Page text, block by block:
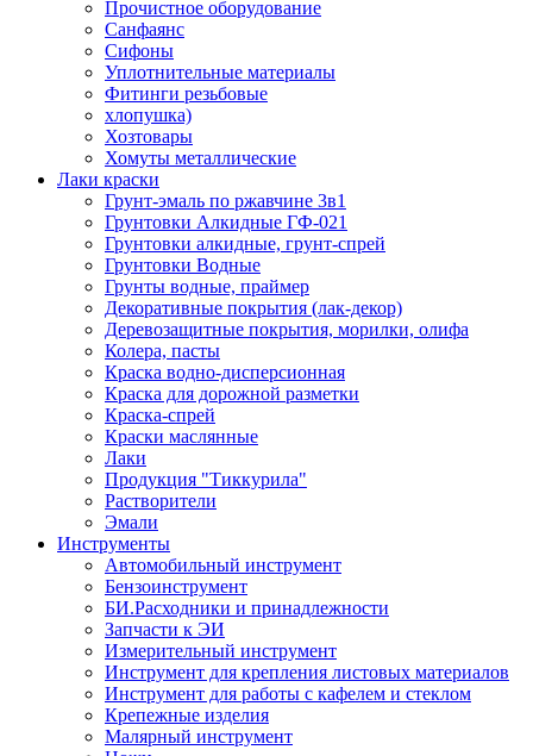
Прочистное оборудование
Санфаянс
Сифоны
Уплотнительные материалы
Фитинги резьбовые
хлопушка)
Хозтовары
Хомуты металлические
Лаки краски
Грунт-эмаль по ржавчине 3в1
Грунтовки Алкидные ГФ-021
Грунтовки алкидные, грунт-спрей
Грунтовки Водные
Грунты водные, праймер
Декоративные покрытия (лак-декор)
Деревозащитные покрытия, морилки, олифа
Колера, пасты
Краска водно-дисперсионная
Краска для дорожной разметки
Краска-спрей
Краски маслянные
Лаки
Продукция "Тиккурила"
Растворители
Эмали
Инструменты
Автомобильный инструмент
Бензоинструмент
БИ.Расходники и принадлежности
Запчасти к ЭИ
Измерительный инструмент
Инструмент для крепления листовых материалов
Инструмент для работы с кафелем и стеклом
Крепежные изделия
Малярный инструмент